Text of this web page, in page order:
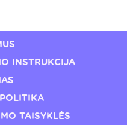
INSTRUKCIJA
TAISYKLĖS